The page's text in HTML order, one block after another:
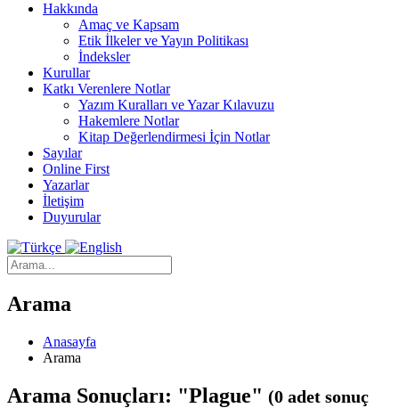
Hakkında
Amaç ve Kapsam
Etik İlkeler ve Yayın Politikası
İndeksler
Kurullar
Katkı Verenlere Notlar
Yazım Kuralları ve Yazar Kılavuzu
Hakemlere Notlar
Kitap Değerlendirmesi İçin Notlar
Sayılar
Online First
Yazarlar
İletişim
Duyurular
Arama
Anasayfa
Arama
Arama Sonuçları: "Plague" (0 adet sonuç